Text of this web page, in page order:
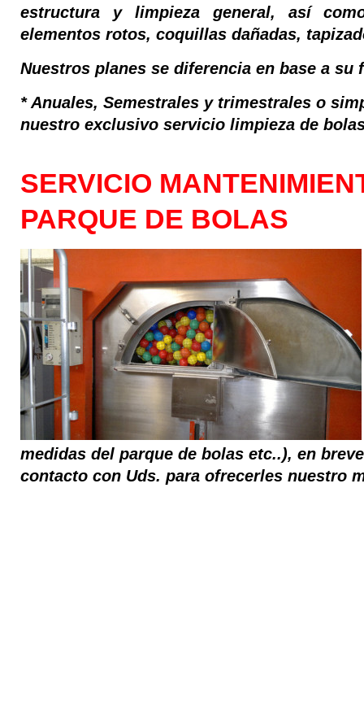
estructura y limpieza general, así
elementos rotos, coquillas dañadas,
Nuestros planes se diferencia en base a su
* Anuales, Semestrales y trimestrales o
nuestro exclusivo servicio limpieza de
SERVICIO
PARQUE DE BOLAS
medidas del parque de bolas etc..), en
contacto con Uds. para ofrecerles nuestro